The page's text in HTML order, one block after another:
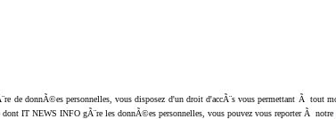
donnÃ©es personnelles, vous disposez d'un droit d'accÃ¨s vous permettant Ã tout
dont IT NEWS INFO gÃ¨re les donnÃ©es personnelles, vous pouvez vous reporter Ã notre